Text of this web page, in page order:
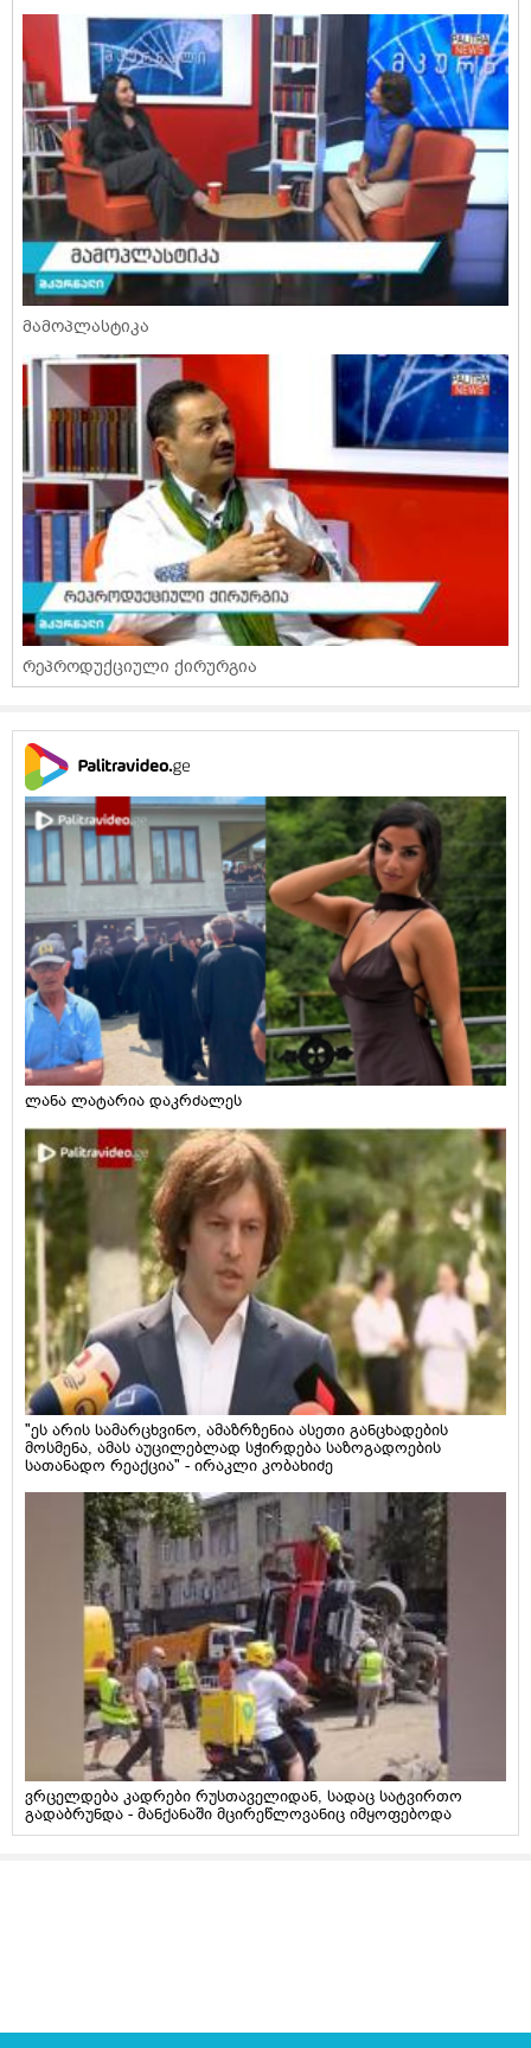
მამოპლასტიკა
რეპროდუქციული ქირურგია
ლანა ლატარია დაკრძალეს
"ეს არის სამარცხვინო, ამაზრზენია ასეთი განცხადების
მოსმენა, ამას აუცილებლად სჭირდება საზოგადოების
სათანადო რეაქცია" - ირაკლი კობახიძე
ვრცელდება კადრები რუსთაველიდან, სადაც სატვირთო
გადაბრუნდა - მანქანაში მცირეწლოვანიც იმყოფებოდა